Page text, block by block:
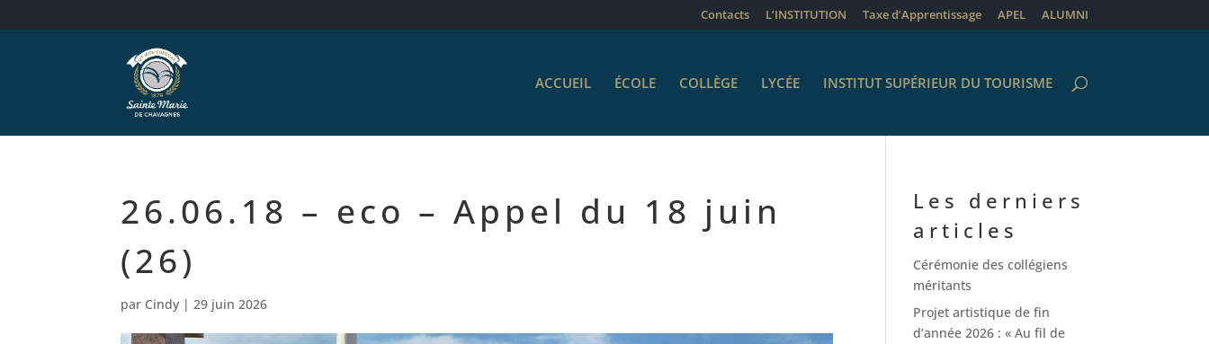
Contacts L’INSTITUTION Taxe d’Apprentissage APEL ALUMNI
ACCUEIL ÉCOLE COLLÈGE LYCÉE INSTITUT SUPÉRIEUR DU TOURISME
26.06.18 – eco – Appel du 18 juin
(26)
par Cindy |29 juin 2026
Les derniers
articles
Cérémonie des collégiens
méritants
Projet artistique de fin
d’année 2026 : « Au fil de